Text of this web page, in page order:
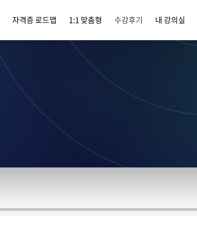
자격증 로드맵 1:1 맞춤형 수강후기 내 강의실